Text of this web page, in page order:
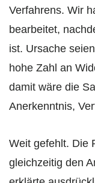
Verfahrens. Wir
bearbeitet,
ist. Ursache
hohe Zahl an
damit wäre die
Anerkenntnis,
Weit gefehlt. Die
gleichzeitig den